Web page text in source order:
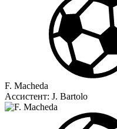
F. Macheda
Ассистент: J. Bartolo